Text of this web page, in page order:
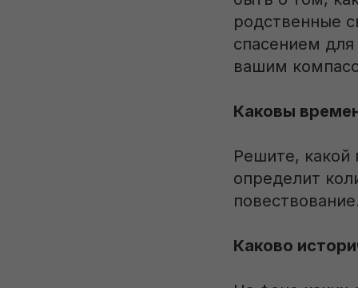
родственные
спасением
вашим
Каковы
Решите, какой
определит
Каково